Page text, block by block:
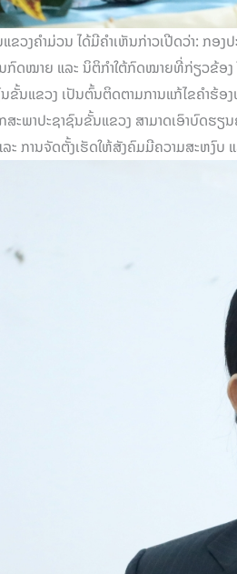
ວງຄຳມ່ວນ ໄດ້ມີຄໍາເຫັນກ່າວເປີດວ່າ: ກ
ກົດໝາຍ ແລະ ນິຕິກຳໃຕ້ກົດໝາຍທີ່ກ່ຽວຂ້ອ
ຂັ້ນແຂວງ ເປັນຕົ້ນຕິດຕາມການແກ້ໄຂຄຳຮ້
ະພາປະຊາຊົນຂັ້ນແຂວງ ສາມາດເອົາບົດ
ການຈັດຕັ້ງເຮັດໃຫ້ສັງຄົມມີຄວາມສະຫງົບ